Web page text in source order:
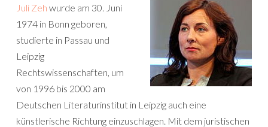
Juli Zeh wurde am 30. Juni
1974 in Bonn geboren,
studierte in Passau und
Leipzig
Rechtswissenschaften, um
von 1996 bis 2000 am
Deutschen Literaturinstitut in Leipzig auch eine
künstlerische Richtung einzuschlagen. Mit dem juristischen